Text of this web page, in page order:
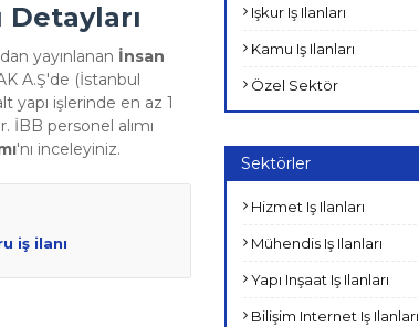
Detayları
yayınlanan İnsan
A.Ş'de (İstanbul
yapı işlerinde en az 1
İBB personel alımı
'nı inceleyiniz.
iş ilanı
Işkur Iş Ilanları
Kamu Iş Ilanları
Özel Sektör
Sektörler
Hizmet Iş Ilanları
Mühendis Iş Ilanları
Yapı Inşaat Iş Ilanları
Bilişim Internet Iş Ilanları